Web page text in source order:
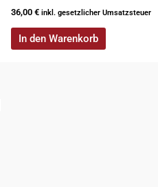
36,00 € inkl. gesetzlicher Umsatzsteuer
In den Warenkorb